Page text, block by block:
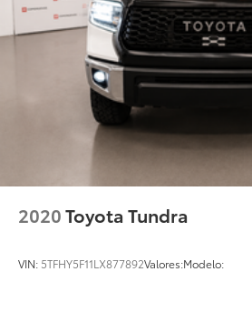
Seguros Eléctricos
Am/Fm
Bluetooth®
Entrada Usb
Único Dueño
2020Toyota Tundra
VIN: 5TFHY5F11LX877892Valores:Modelo: